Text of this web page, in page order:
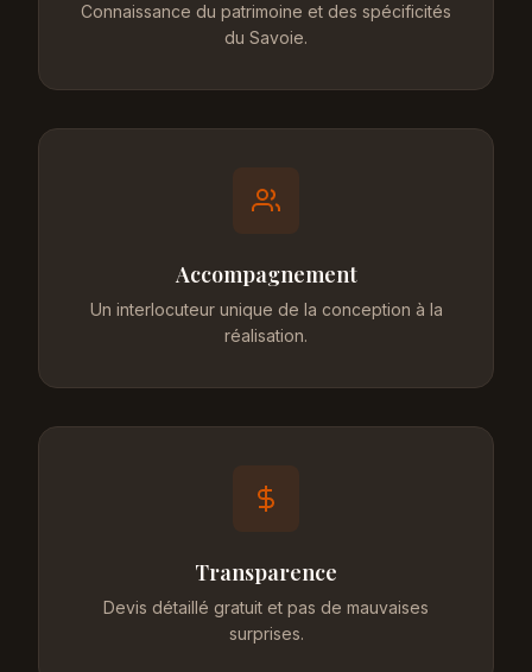
Connaissance du patrimoine et des spécificités
du Savoie.
Accompagnement
Un interlocuteur unique de la conception à la
réalisation.
Transparence
Devis détaillé gratuit et pas de mauvaises
surprises.